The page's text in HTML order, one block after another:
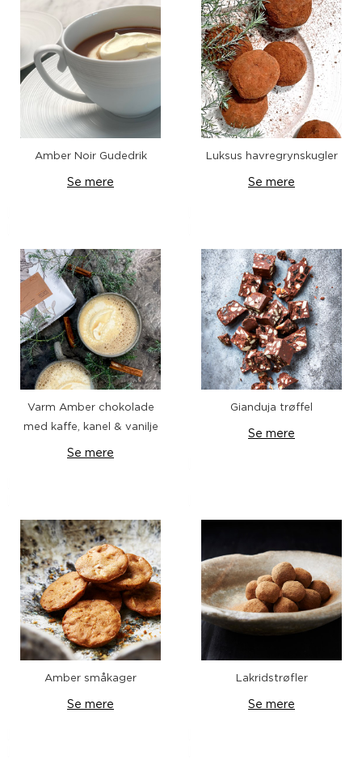
Amber Noir Gudedrik
Se mere
Luksus havregrynskugler
Se mere
Varm Amber chokolade
med kaffe, kanel & vanilje
Se mere
Gianduja trøffel
Se mere
Amber småkager
Se mere
Lakridstrøfler
Se mere